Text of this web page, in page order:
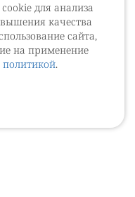
для анализа
качества
сайта,
на применение
политикой.